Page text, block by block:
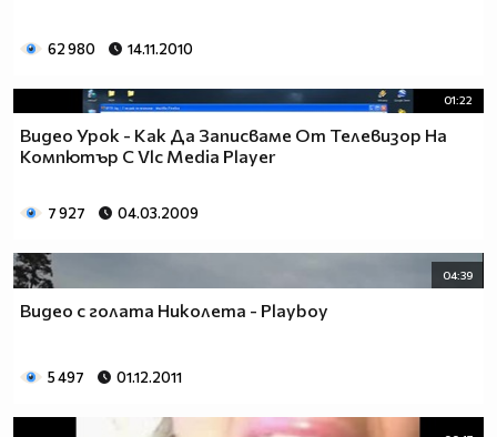
62 980 14.11.2010
01:22
Видео Урок - Как Да Записваме От Телевизор На
Компютър С Vlc Media Player
7 927 04.03.2009
04:39
Видео с голата Николета - Playboy
5 497 01.12.2011